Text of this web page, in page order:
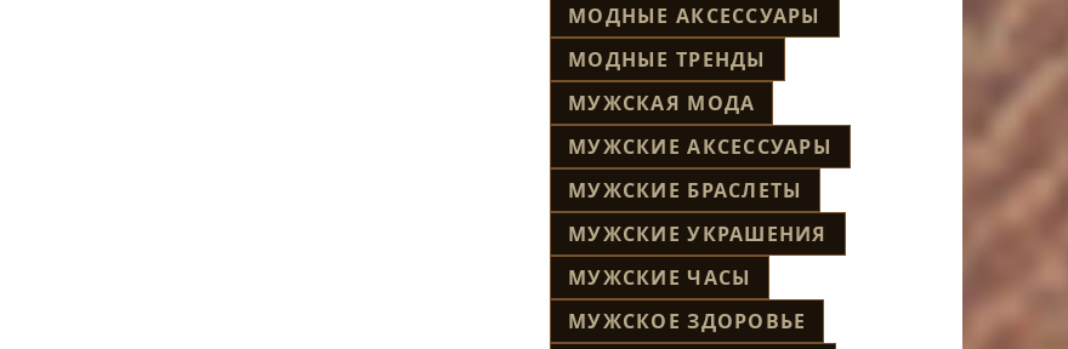
МОДНЫЕ АКСЕССУАРЫ
МОДНЫЕ ТРЕНДЫ
МУЖСКАЯ МОДА
МУЖСКИЕ АКСЕССУАРЫ
МУЖСКИЕ БРАСЛЕТЫ
МУЖСКИЕ УКРАШЕНИЯ
МУЖСКИЕ ЧАСЫ
МУЖСКОЕ ЗДОРОВЬЕ